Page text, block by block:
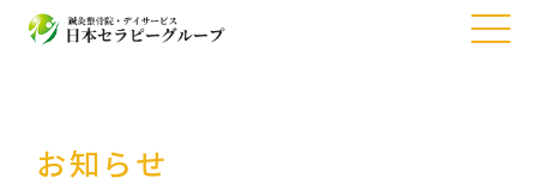
お知らせ